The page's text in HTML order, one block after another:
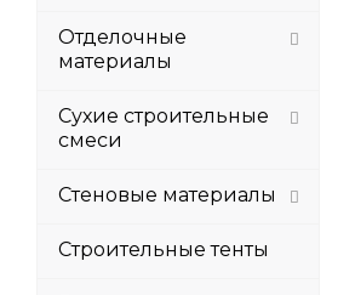
Отделочные
материалы
Сухие строительные
смеси
Стеновые материалы
Строительные тенты